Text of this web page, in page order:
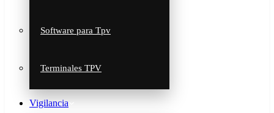
Software para Tpv
Terminales TPV
Vigilancia